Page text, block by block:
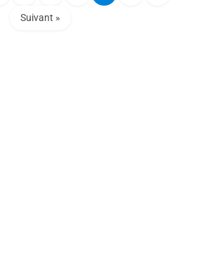
Suivant »